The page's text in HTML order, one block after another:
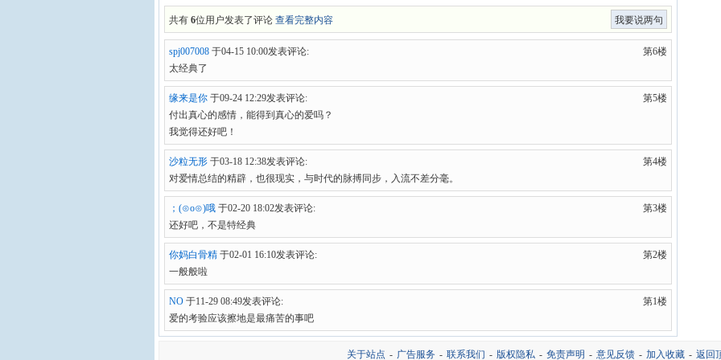
共有 6位用户发表了评论 查看完整内容 我要说两句
spj007008 于04-15 10:00发表评论:
第6楼
太经典了
缘来是你 于09-24 12:29发表评论:
第5楼
付出真心的感情，能得到真心的爱吗？
我觉得还好吧！
沙粒无形 于03-18 12:38发表评论:
第4楼
对爱情总结的精辟，也很现实，与时代的脉搏同步，入流不差分毫。
；(⊙o⊙)哦 于02-20 18:02发表评论:
第3楼
还好吧，不是特经典
你妈白骨精 于02-01 16:10发表评论:
第2楼
一般般啦
NO 于11-29 08:49发表评论:
第1楼
爱的考验应该擦地是最痛苦的事吧
关于站点 - 广告服务 - 联系我们 - 版权隐私 - 免责声明 - 意见反馈 - 加入收藏 - 返回